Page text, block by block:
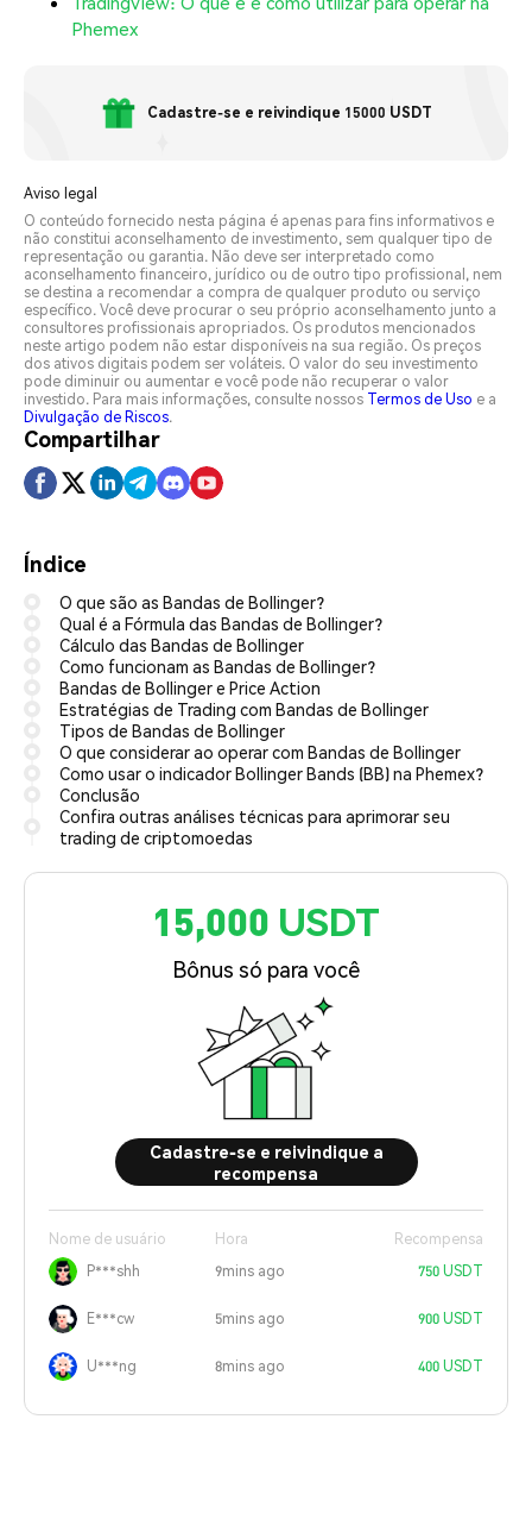
Phemex
Cadastre-se e reivindique 15000 USDT
Aviso legal
O conteúdo fornecido nesta página é apenas para fins informativos e
não constitui aconselhamento de investimento, sem qualquer tipo de
representação ou garantia. Não deve ser interpretado como
aconselhamento financeiro, jurídico ou de outro tipo profissional, nem
se destina a recomendar a compra de qualquer produto ou serviço
específico. Você deve procurar o seu próprio aconselhamento junto a
consultores profissionais apropriados. Os produtos mencionados
neste artigo podem não estar disponíveis na sua região. Os preços
dos ativos digitais podem ser voláteis. O valor do seu investimento
pode diminuir ou aumentar e você pode não recuperar o valor
investido. Para mais informações, consulte nossos Termos de Uso e a
Divulgação de Riscos.
Compartilhar
Índice
O que são as Bandas de Bollinger?
Qual é a Fórmula das Bandas de Bollinger?
Cálculo das Bandas de Bollinger
Como funcionam as Bandas de Bollinger?
Bandas de Bollinger e Price Action
Estratégias de Trading com Bandas de Bollinger
Tipos de Bandas de Bollinger
O que considerar ao operar com Bandas de Bollinger
Como usar o indicador Bollinger Bands (BB) na Phemex?
Conclusão
Confira outras análises técnicas para aprimorar seu
trading de criptomoedas
15,000 USDT
Bônus só para você
Cadastre-se e reivindique a
recompensa
Nome de usuário Hora
Recompensa
P***shh
9mins ago 750 USDT
E***cw 5mins ago 900 USDT
U***ng 8mins ago 400 USDT